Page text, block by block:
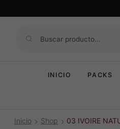
INICIO PACKS
Inicio Shop 03 IVOIRE